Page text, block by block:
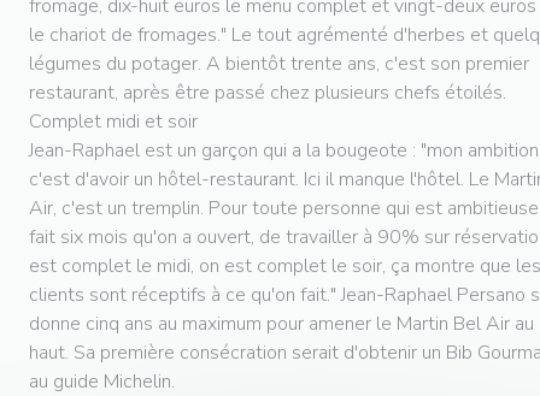
fromage, dix-huit euros le menu complet et vingt-deux
le chariot de fromages." Le tout agrémenté d'herbes et
légumes du potager. A bientôt trente ans, c'est son premier
restaurant, après être passé chez plusieurs chefs étoilés.
Complet midi et soir
Jean-Raphael est un garçon qui a la bougeote : "mon ambition
c'est d'avoir un hôtel-restaurant. Ici il manque l'hôtel. Le
Air, c'est un tremplin. Pour toute personne qui est
fait six mois qu'on a ouvert, de travailler à 90% sur
est complet le midi, on est complet le soir, ça montre que les
clients sont réceptifs à ce qu'on fait." Jean-Raphael Persano
donne cinq ans au maximum pour amener le Martin Bel Air au
haut. Sa première consécration serait d'obtenir un Bib
au guide Michelin.